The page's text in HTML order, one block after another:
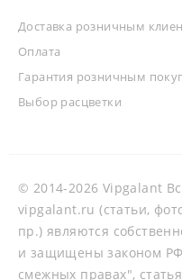
Доставка розничным
Оплата
Гарантия розничным
Выбор расцветки
© 2014-2026 Vipgalant
vipgalant.ru (статьи,
пр.) являются
и защищены законом
смежных правах",